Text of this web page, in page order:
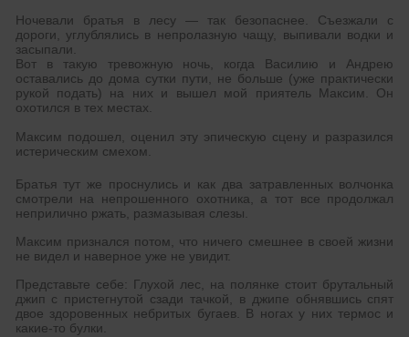
Ночевали братья в лесу — так безопаснее. Съезжали с
дороги, углублялись в непролазную чащу, выпивали водки и
засыпали.
Вот в такую тревожную ночь, когда Василию и Андрею
оставались до дома сутки пути, не больше (уже практически
рукой подать) на них и вышел мой приятель Максим. Он
охотился в тех местах.
Максим подошел, оценил эту эпическую сцену и разразился
истерическим смехом.
Братья тут же проснулись и как два затравленных волчонка
смотрели на непрошенного охотника, а тот все продолжал
неприлично ржать, размазывая слезы.
Максим признался потом, что ничего смешнее в своей жизни
не видел и наверное уже не увидит.
Представьте себе: Глухой лес, на полянке стоит брутальный
джип с пристегнутой сзади тачкой, в джипе обнявшись спят
двое здоровенных небритых бугаев. В ногах у них термос и
какие-то булки.